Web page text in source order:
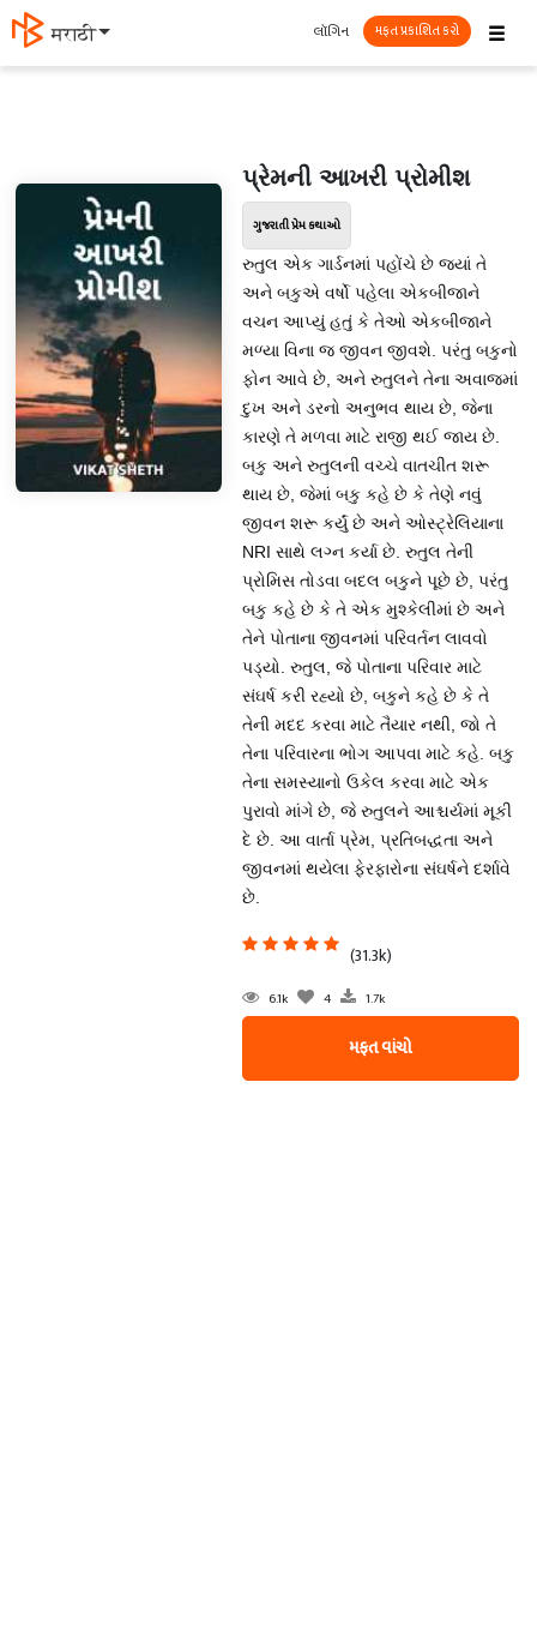
मराठी ☰
લૉગિન મફત પ્રકાશિત કરો
પ્રેમની આખરી પ્રોમીશ
ગુજરાતી પ્રેમ કથાઓ
રુતુલ એક ગાર્ડનમાં પહોંચે છે જ્યાં તે
અને બકુએ વર્ષો પહેલા એકબીજાને
વચન આપ્યું હતું કે તેઓ એકબીજાને
મળ્યા વિના જ જીવન જીવશે. પરંતુ બકુનો
ફોન આવે છે, અને રુતુલને તેના અવાજમાં
દુખ અને ડરનો અનુભવ થાય છે, જેના
કારણે તે મળવા માટે રાજી થઈ જાય છે.
બકુ અને રુતુલની વચ્ચે વાતચીત શરૂ
થાય છે, જેમાં બકુ કહે છે કે તેણે નવું
જીવન શરૂ કર્યું છે અને ઓસ્ટ્રેલિયાના
NRI સાથે લગ્ન કર્યા છે. રુતુલ તેની
પ્રોમિસ તોડવા બદલ બકુને પૂછે છે, પરંતુ
બકુ કહે છે કે તે એક મુશ્કેલીમાં છે અને
તેને પોતાના જીવનમાં પરિવર્તન લાવવો
પડ્યો. રુતુલ, જે પોતાના પરિવાર માટે
સંઘર્ષ કરી રહ્યો છે, બકુને કહે છે કે તે
તેની મદદ કરવા માટે તૈયાર નથી, જો તે
તેના પરિવારના ભોગ આપવા માટે કહે. બકુ
તેના સમસ્યાનો ઉકેલ કરવા માટે એક
પુરાવો માંગે છે, જે રુતુલને આશ્ચર્યમાં મૂકી
દે છે. આ વાર્તા પ્રેમ, પ્રતિબદ્ધતા અને
જીવનમાં થયેલા ફેરફારોના સંઘર્ષને દર્શાવે
છે.
(31.3k)
6.1k 4 1.7k
મફત વાંચો